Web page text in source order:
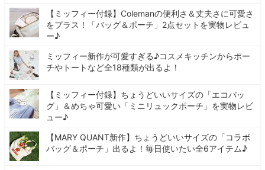
【ミッフィー付録】Colemanの便利さ＆丈夫さに可愛さ
をプラス！「バッグ＆ポーチ」2点セットを実物レビュ
ー♪
ミッフィー新作が可愛すぎる♪コスメキッチンからポー
チやトートなど全18種類が出るよ！
【ミッフィー付録】ちょうどいいサイズの「エコバッ
グ」＆めちゃ可愛い「ミニリュックポーチ」を実物レビ
ュー♪
【MARY QUANT新作】ちょうどいいサイズの「コラボ
バッグ＆ポーチ」出るよ！毎日使いたい全6アイテム♪